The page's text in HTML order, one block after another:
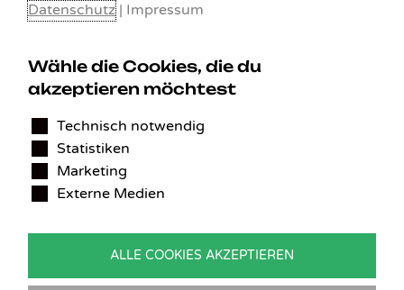
KONTAKT
Benedikt Stelzner
Autopflege Stelzner
Kohlgraben 2b
Deutschland
Tel.:09746-9308051
Datenschutz | Impressum
Wähle die Cookies, die du
akzeptieren möchtest
Technisch notwendig
Statistiken
Marketing
Externe Medien
ALLE COOKIES AKZEPTIEREN